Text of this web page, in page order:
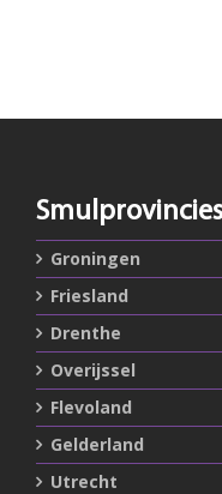
Smulprovincies
Groningen
Friesland
Drenthe
Overijssel
Flevoland
Gelderland
Utrecht